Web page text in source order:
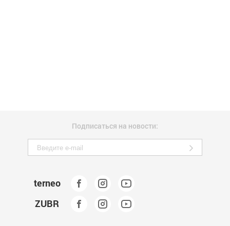
Подписаться на новости:
terneo
ZUBR